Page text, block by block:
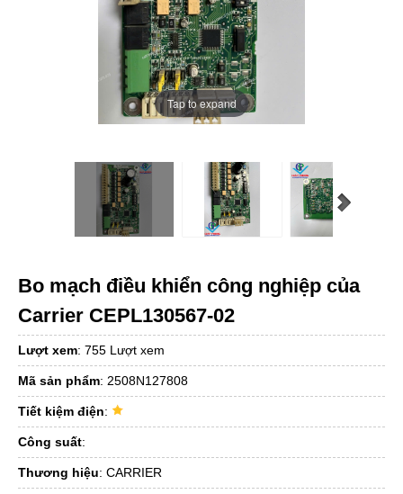
Tap to expand
Bo mạch điều khiển công nghiệp của
Carrier CEPL130567-02
Lượt xem: 755 Lượt xem
Mã sản phẩm: 2508N127808
Tiết kiệm điện:
Công suất:
Thương hiệu: CARRIER